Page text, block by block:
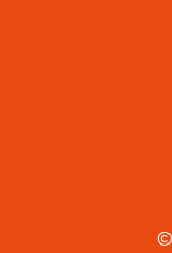
©